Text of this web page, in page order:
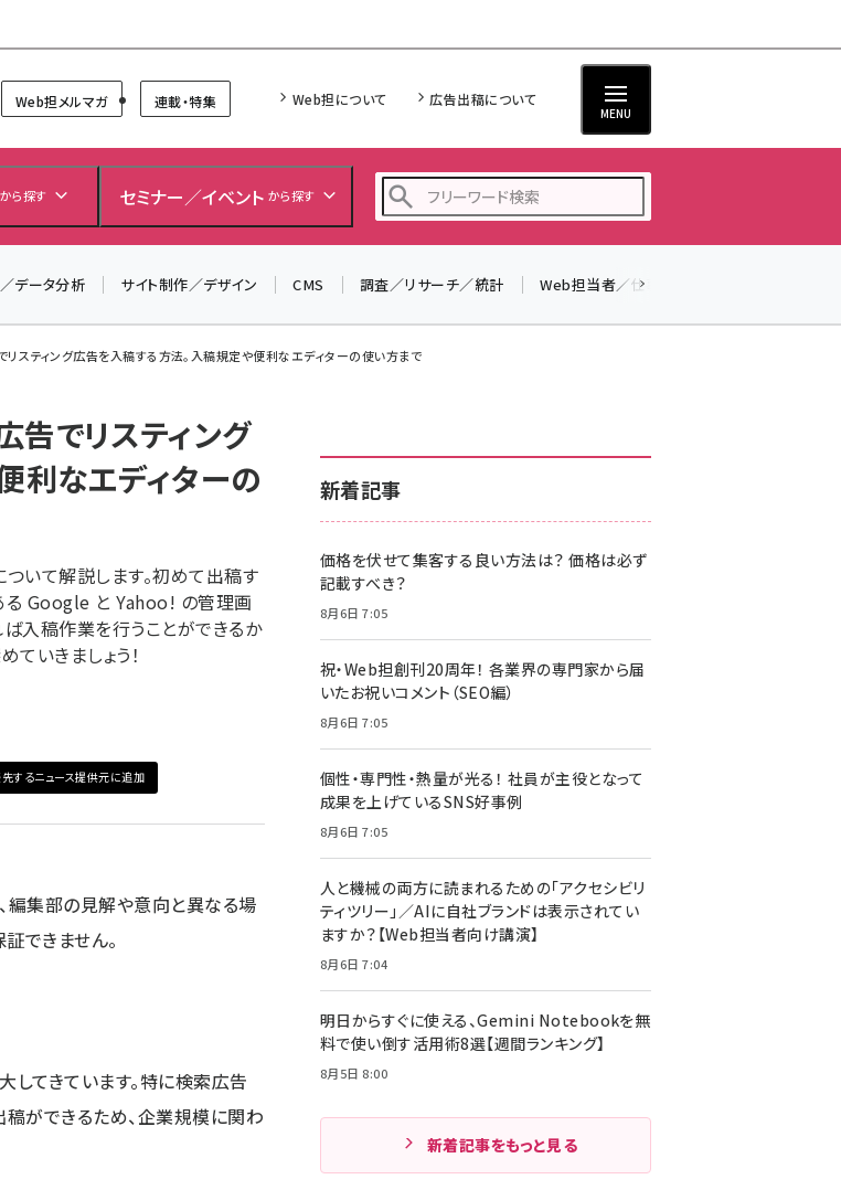
Web担メルマガ 連載・特集 Web担について 広告出稿について
MENU
から探す セミナー／イベント から探す
z世代 (1622)
meo (1275)
データ分析 サイト制作／デザイン CMS 調査／リサーチ／統計 Web担当者／仕事
スティング広告を入稿する方法。入稿規定や便利なエディターの使い方まで
告でリスティング
利なエディターの
いて解説します。初めて出稿す
る Google と Yahoo! の管理画
入稿作業を行うことができるか
いきましょう！
するニュース提供元に追加
編集部の見解や意向と異なる場
できません。
てきています。特に検索広告
ができるため、企業規模に関わ
新着記事
価格を伏せて集客する良い方法は？ 価格は必ず
記載すべき？
8月6日 7:05
祝・Web担創刊20周年！ 各業界の専門家から届
いたお祝いコメント（SEO編）
8月6日 7:05
個性・専門性・熱量が光る！ 社員が主役となって
成果を上げているSNS好事例
8月6日 7:05
人と機械の両方に読まれるための「アクセシビリ
ティツリー」／AIに自社ブランドは表示されてい
ますか？【Web担当者向け講演】
8月6日 7:04
明日からすぐに使える、Gemini Notebookを無
料で使い倒す活用術8選【週間ランキング】
8月5日 8:00
新着記事をもっと見る
し込み受付中！ ／
ィング等に活用するための考え方を学べ
「生成AI × マーケティング フォーラム
らから▼